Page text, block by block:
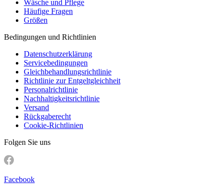
Wäsche und Pflege
Häufige Fragen
Größen
Bedingungen und Richtlinien
Datenschutzerklärung
Servicebedingungen
Gleichbehandlungsrichtlinie
Richtlinie zur Entgeltgleichheit
Personalrichtlinie
Nachhaltigkeitsrichtlinie
Versand
Rückgaberecht
Cookie-Richtlinien
Folgen Sie uns
Facebook